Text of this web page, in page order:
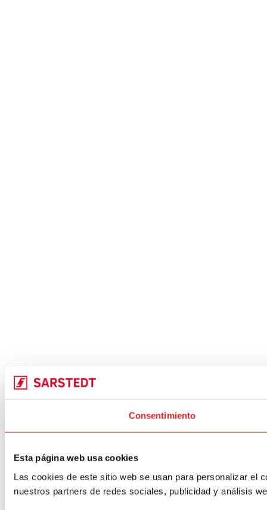
Consentimiento
Esta página web usa cookies
Las cookies de este sitio web se usan para personalizar el
nuestros partners de redes sociales, publicidad y análisis